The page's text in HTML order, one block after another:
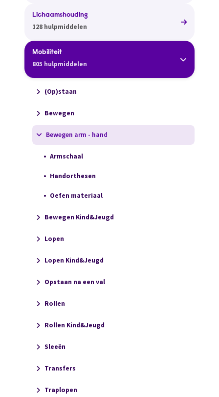
Lichaamshouding
128 hulpmiddelen
Mobiliteit
805 hulpmiddelen
(Op)staan
Bewegen
Bewegen arm - hand
Armschaal
Handorthesen
Oefen materiaal
Bewegen Kind&Jeugd
Lopen
Lopen Kind&Jeugd
Opstaan na een val
Rollen
Rollen Kind&Jeugd
Sleeën
Transfers
Traplopen